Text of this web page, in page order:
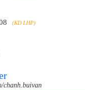
(KD LHP)
chanh.buivan